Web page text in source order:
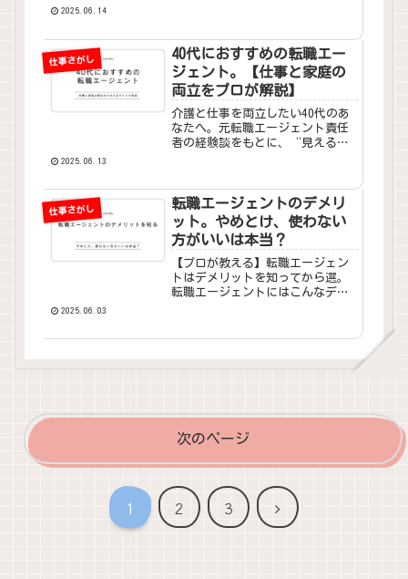
す。
2025.06.14
仕事さがし
40代におすすめの転職エー
ジェント。【仕事と家庭の
両立をプロが解説】
介護と仕事を両立したい40代のあ
なたへ。元転職エージェント責任
者の経験談をもとに、“見える
2025.06.13
仕事さがし
転職エージェントのデメリ
ット。やめとけ、使わない
方がいいは本当？
【プロが教える】転職エージェン
トはデメリットを知ってから選。
転職エージェントにはこんなデメ
護離職者に最適なエージェントの
2025.06.03
次のページ
1 2 3
次